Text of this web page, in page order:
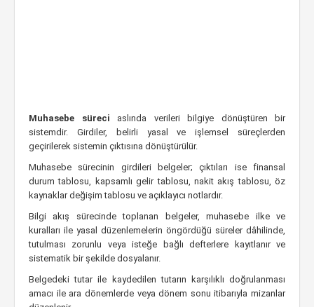
Muhasebe süreci aslında verileri bilgiye dönüştüren bir
sistemdir. Girdiler, belirli yasal ve işlemsel süreçlerden
geçirilerek sistemin çıktısına dönüştürülür.
Muhasebe sürecinin girdileri belgeler; çıktıları ise finansal
durum tablosu, kapsamlı gelir tablosu, nakit akış tablosu, öz
kaynaklar değişim tablosu ve açıklayıcı notlardır.
Bilgi akış sürecinde toplanan belgeler, muhasebe ilke ve
kuralları ile yasal düzenlemelerin öngördüğü süreler dâhilinde,
tutulması zorunlu veya isteğe bağlı defterlere kayıtlanır ve
sistematik bir şekilde dosyalanır.
Belgedeki tutar ile kaydedilen tutarın karşılıklı doğrulanması
amacı ile ara dönemlerde veya dönem sonu itibarıyla mizanlar